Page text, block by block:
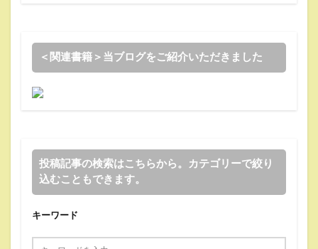
＜関連書籍＞当ブログをご紹介いただきました
投稿記事の検索はこちらから。カテゴリーで絞り
込むこともできます。
キーワード